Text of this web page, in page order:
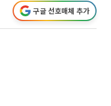
구글 선호매체 추가